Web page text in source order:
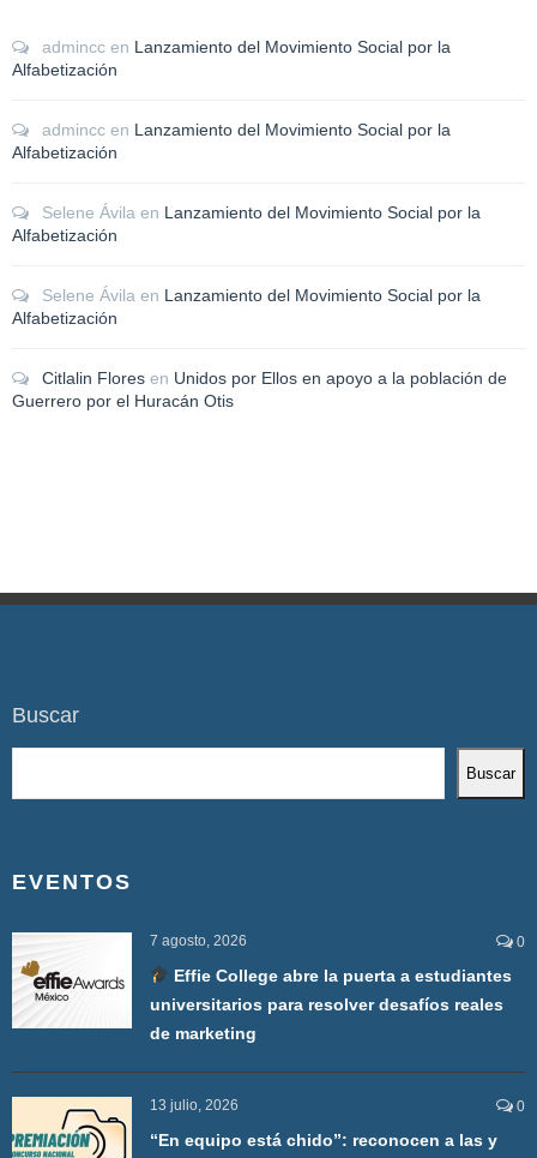
admincc en Lanzamiento del Movimiento Social por la
Alfabetización
admincc en Lanzamiento del Movimiento Social por la
Alfabetización
Selene Ávila en Lanzamiento del Movimiento Social por la
Alfabetización
Selene Ávila en Lanzamiento del Movimiento Social por la
Alfabetización
Citlalin Flores en Unidos por Ellos en apoyo a la población de
Guerrero por el Huracán Otis
Buscar
Buscar
EVENTOS
7 agosto, 2026 0
Effie College abre la puerta a estudiantes
universitarios para resolver desafíos reales
de marketing
13 julio, 2026 0
“En equipo está chido”: reconocen a las y